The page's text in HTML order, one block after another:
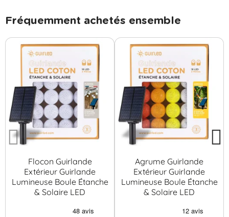
Fréquemment achetés ensemble
Flocon Guirlande
Extérieur Guirlande
Lumineuse Boule Étanche
& Solaire LED
Agrume Guirlande
Extérieur Guirlande
Lumineuse Boule Étanche
& Solaire LED